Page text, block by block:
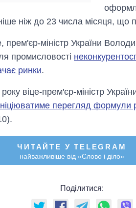
ніж до 23 числа місяця, що
міністр України
промисловості
ринки.
віце-прем'єр-міністр
ініціюватиме перегляд формули
ЧИТАЙТЕ У TELEGRAM
найважливіше від «Слово і діло»
Поділитися: